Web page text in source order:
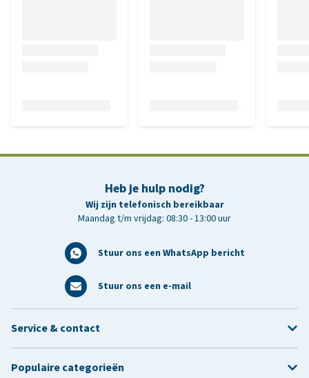
Heb je hulp nodig?
Wij zijn telefonisch bereikbaar
Maandag t/m vrijdag: 08:30 - 13:00 uur
Stuur ons een WhatsApp bericht
Stuur ons een e-mail
Service & contact
Populaire categorieën